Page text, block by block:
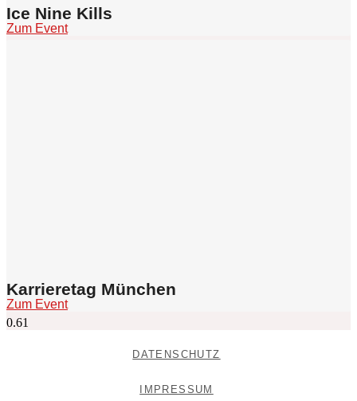
Ice Nine Kills
Zum Event
Karrieretag München
Zum Event
DATENSCHUTZ
IMPRESSUM